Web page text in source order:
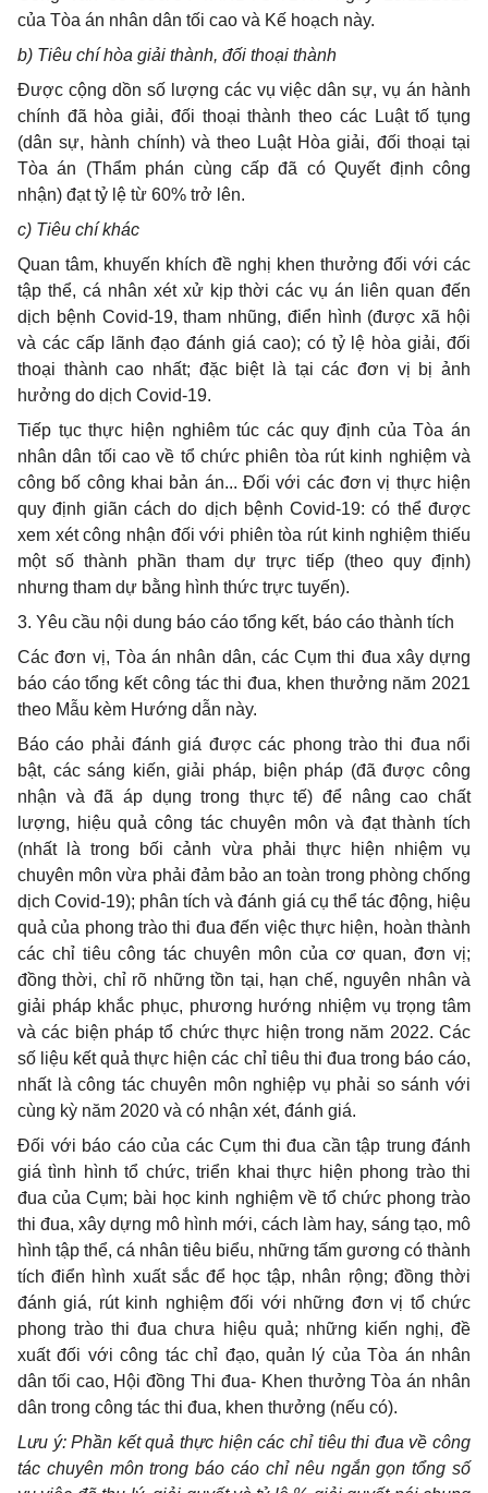
của Tòa án nhân dân tối cao và Kế hoạch này.
b) Tiêu chí hòa giải thành, đối thoại thành
Được cộng dồn số lượng các vụ việc dân sự, vụ án hành
chính đã hòa giải, đối thoại thành theo các Luật tố tụng
(dân sự, hành chính) và theo Luật Hòa giải, đối thoại tại
Tòa án (Thẩm phán cùng cấp đã có Quyết định công
nhận) đạt tỷ lệ từ 60% trở lên.
c) Tiêu chí khác
Quan tâm, khuyến khích đề nghị khen thưởng đối với các
tập thể, cá nhân xét xử kịp thời các vụ án liên quan đến
dịch bệnh Covid-19, tham nhũng, điển hình (được xã hội
và các cấp lãnh đạo đánh giá cao); có tỷ lệ hòa giải, đối
thoại thành cao nhất; đặc biệt là tại các đơn vị bị ảnh
hưởng do dịch Covid-19.
Tiếp tục thực hiện nghiêm túc các quy định của Tòa án
nhân dân tối cao về tổ chức phiên tòa rút kinh nghiệm và
công bố công khai bản án... Đối với các đơn vị thực hiện
quy định giãn cách do dịch bệnh Covid-19: có thể được
xem xét công nhận đối với phiên tòa rút kinh nghiệm thiếu
một số thành phần tham dự trực tiếp (theo quy định)
nhưng tham dự bằng hình thức trực tuyến).
3. Yêu cầu nội dung báo cáo tổng kết, báo cáo thành tích
Các đơn vị, Tòa án nhân dân, các Cụm thi đua xây dựng
báo cáo tổng kết công tác thi đua, khen thưởng năm 2021
theo Mẫu kèm Hướng dẫn này.
Báo cáo phải đánh giá được các phong trào thi đua nổi
bật, các sáng kiến, giải pháp, biện pháp (đã được công
nhận và đã áp dụng trong thực tế) để nâng cao chất
lượng, hiệu quả công tác chuyên môn và đạt thành tích
(nhất là trong bối cảnh vừa phải thực hiện nhiệm vụ
chuyên môn vừa phải đảm bảo an toàn trong phòng chống
dịchCovid-19); phân tích và đánh giá cụ thể tác động, hiệu
quả của phong trào thi đua đến việc thực hiện, hoàn thành
các chỉ tiêu công tác chuyên môn của cơ quan, đơn vị;
đồng thời, chỉ rõ những tồn tại, hạn chế, nguyên nhân và
giải pháp khắc phục, phương hướng nhiệm vụ trọng tâm
và các biện pháp tổ chức thực hiện trong năm 2022. Các
số liệu kết quả thực hiện các chỉ tiêu thi đua trong báo cáo,
nhất là công tác chuyên môn nghiệp vụ phải so sánh với
cùng kỳ năm 2020 và có nhận xét, đánh giá.
Đối với báo cáo của các Cụm thi đua cần tập trung đánh
giá tình hình tổ chức, triển khai thực hiện phong trào thi
đua của Cụm; bài học kinh nghiệm về tổ chức phong trào
thi đua, xây dựng mô hình mới, cách làm hay, sáng tạo, mô
hình tập thể, cá nhân tiêu biểu, những tấm gương có thành
tích điển hình xuất sắc để học tập, nhân rộng; đồng thời
đánh giá, rút kinh nghiệm đối với những đơn vị tổ chức
phong trào thi đua chưa hiệu quả; những kiến nghị, đề
xuất đối với công tác chỉ đạo, quản lý của Tòa án nhân
dân tối cao, Hội đồng Thi đua- Khen thưởng Tòa án nhân
dân trong công tác thi đua, khen thưởng (nếu có).
Lưu ý: Phần kết quả thực hiện các chỉ tiêu thi đua về công
tác chuyên môn trong báo cáo chỉ nêu ngắn gọn tổng số